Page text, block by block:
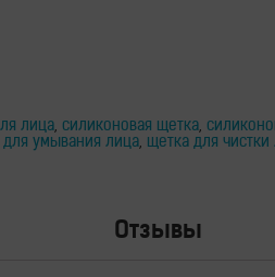
лица, силиконовая щетка,
для умывания лица, щетка для чистки
Отзывы